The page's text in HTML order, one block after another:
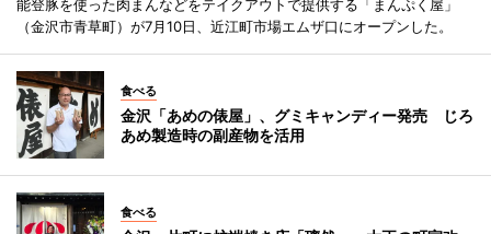
能登豚を使った肉まんなどをテイクアウトで提供する「まんぷく屋」
（金沢市青草町）が7月10日、近江町市場エムザ口にオープンした。
食べる
金沢「あめの俵屋」、グミキャンディー発売 じろ
あめ製造時の副産物を活用
食べる